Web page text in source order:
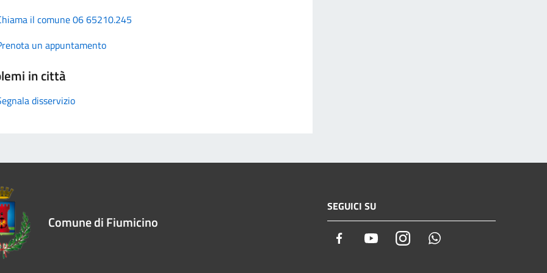
il comune 06 65210.245
un appuntamento
in città
disservizio
Comune di Fiumicino
SEGUICI SU
Facebook YoutubeInstagram